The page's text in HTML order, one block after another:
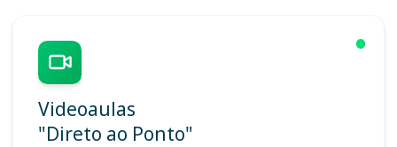
Videoaulas
"Direto ao Ponto"